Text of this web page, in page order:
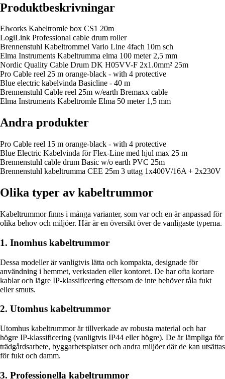
Produktbeskrivningar
Elworks Kabeltromle box CS1 20m
LogiLink Professional cable drum roller
Brennenstuhl Kabeltrommel Vario Line 4fach 10m sch
Elma Instruments Kabeltrumma elma 100 meter 2,5 mm
Nordic Quality Cable Drum DK H05VV-F 2x1.0mm² 25m
Pro Cable reel 25 m orange-black - with 4 protective
Blue electric kabelvinda Basicline - 40 m
Brennenstuhl Cable reel 25m w/earth Bremaxx cable
Elma Instruments Kabeltromle Elma 50 meter 1,5 mm
Andra produkter
Pro Cable reel 15 m orange-black - with 4 protective
Blue Electric Kabelvinda för Flex-Line med hjul max 25 m
Brennenstuhl cable drum Basic w/o earth PVC 25m
Brennenstuhl kabeltrumma CEE 25m 3 uttag 1x400V/16A + 2x230V
Olika typer av kabeltrummor
Kabeltrummor finns i många varianter, som var och en är anpassad för
olika behov och miljöer. Här är en översikt över de vanligaste typerna.
1. Inomhus kabeltrummor
Dessa modeller är vanligtvis lätta och kompakta, designade för
användning i hemmet, verkstaden eller kontoret. De har ofta kortare
kablar och lägre IP-klassificering eftersom de inte behöver tåla fukt
eller smuts.
2. Utomhus kabeltrummor
Utomhus kabeltrummor är tillverkade av robusta material och har
högre IP-klassificering (vanligtvis IP44 eller högre). De är lämpliga för
trädgårdsarbete, byggarbetsplatser och andra miljöer där de kan utsättas
för fukt och damm.
3. Professionella kabeltrummor